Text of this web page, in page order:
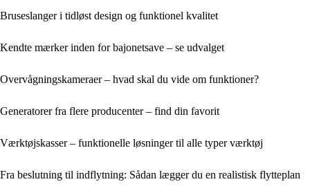
Bruseslanger i tidløst design og funktionel kvalitet
Kendte mærker inden for bajonetsave – se udvalget
Overvågningskameraer – hvad skal du vide om funktioner?
Generatorer fra flere producenter – find din favorit
Værktøjskasser – funktionelle løsninger til alle typer værktøj
Fra beslutning til indflytning: Sådan lægger du en realistisk flytteplan